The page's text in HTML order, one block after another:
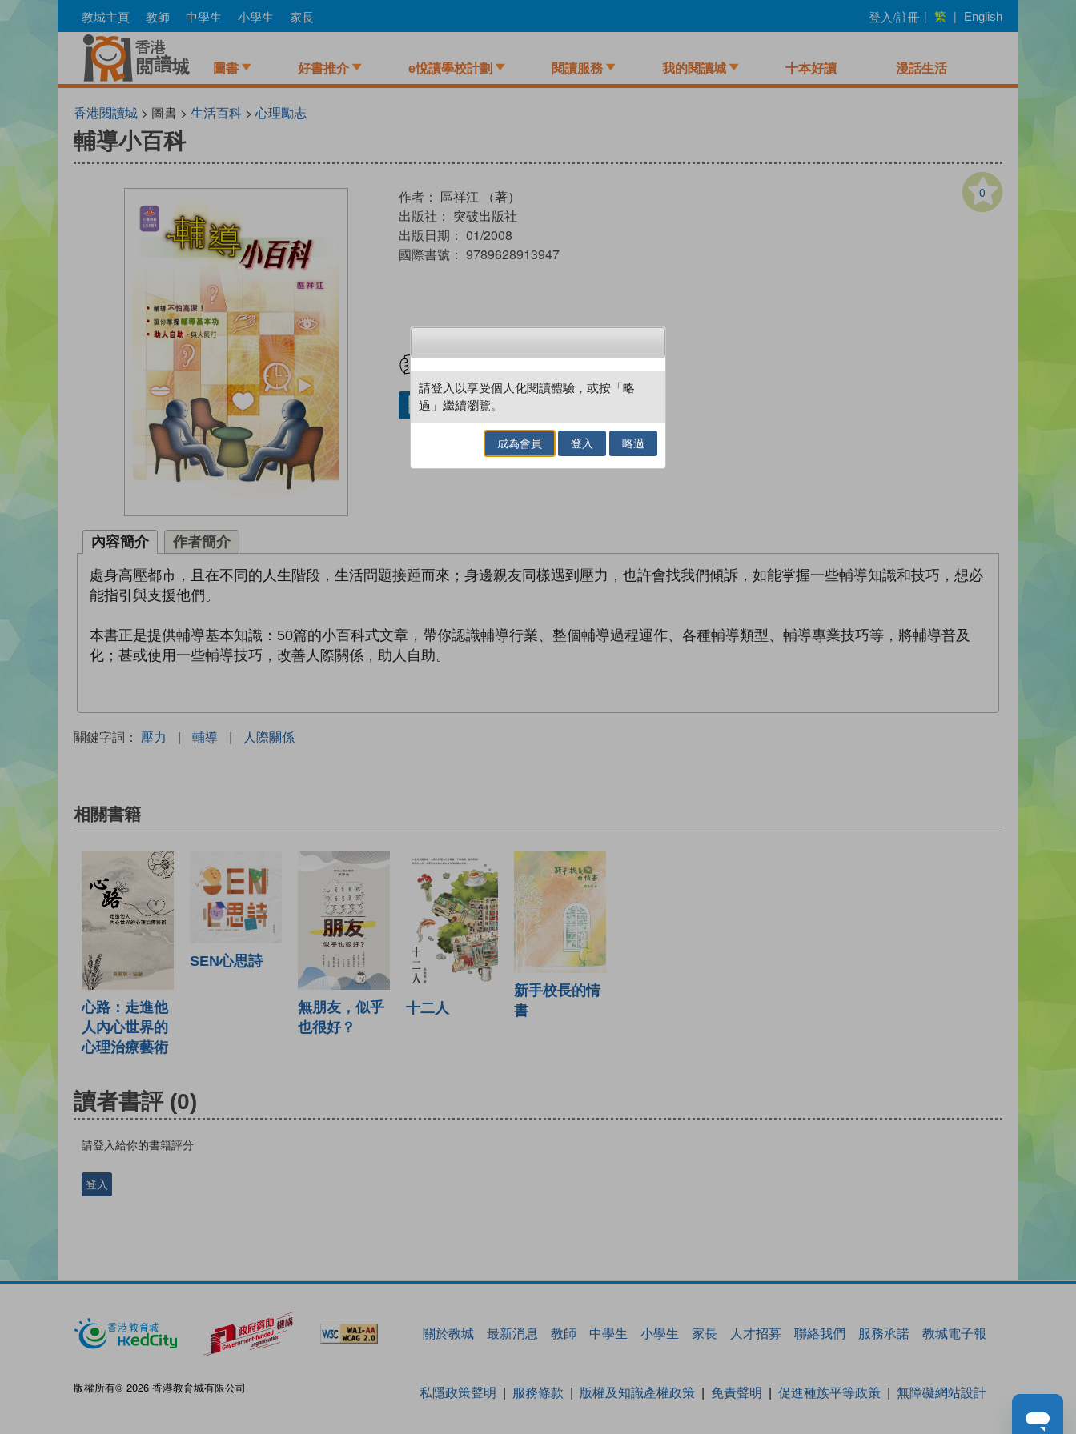
to
教城主頁 教師 中學生 小學生 家長 登入/註冊 | 繁 | English
圖書 好書推介 e悅讀學校計劃 閱讀服務 我的閱讀城 十本好讀 漫話生活
香港閱讀城 > 圖書 > 生活百科 > 心理勵志
輔導小百科
0
作者： 區祥江 （著）
出版社： 突破出版社
出版日期： 01/2008
國際書號： 9789628913947
借閱實體書
內容簡介 作者簡介
處身高壓都市，且在不同的人生階段，生活問題接踵而來；身邊親友同樣遇到壓力，也許會找我們傾訴，如能掌握一些輔導知識和技巧，想必
能指引與支援他們。
本書正是提供輔導基本知識：50篇的小百科式文章，帶你認識輔導行業、整個輔導過程運作、各種輔導類型、輔導專業技巧等，將輔導普及
化；甚或使用一些輔導技巧，改善人際關係，助人自助。
關鍵字詞： 壓力 | 輔導 | 人際關係
相關書籍
心路：走進他
人內心世界的
心理治療藝術
SEN心思詩
無朋友，似乎
也很好？
十二人
新手校長的情
書
讀者書評 (0)
請登入給你的書籍評分
登入
關於教城 最新消息 教師 中學生 小學生 家長 人才招募 聯絡我們 服務承諾 教城電子報
版權所有© 2026 香港教育城有限公司 私隱政策聲明 服務條款 版權及知識產權政策 免責聲明 促進種族平等政策 無障礙網站設計
請登入以享受個人化閱讀體驗，或按「略
過」繼續瀏覽。
成為會員 登入 略過